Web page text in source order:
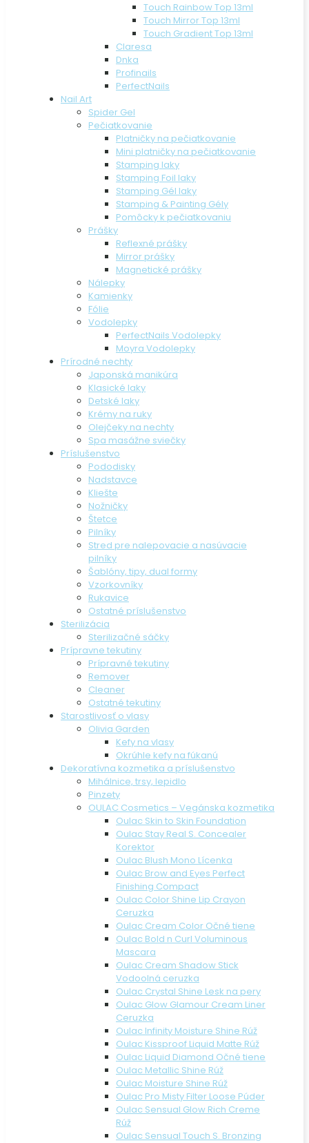
Touch Rainbow Top 13ml
Touch Mirror Top 13ml
Touch Gradient Top 13ml
Claresa
Dnka
Profinails
PerfectNails
Nail Art
Spider Gel
Pečiatkovanie
Platničky na pečiatkovanie
Mini platničky na pečiatkovanie
Stamping laky
Stamping Foil laky
Stamping Gél laky
Stamping & Painting Gély
Pomôcky k pečiatkovaniu
Prášky
Reflexné prášky
Mirror prášky
Magnetické prášky
Nálepky
Kamienky
Fólie
Vodolepky
PerfectNails Vodolepky
Moyra Vodolepky
Prírodné nechty
Japonská manikúra
Klasické laky
Detské laky
Krémy na ruky
Olejčeky na nechty
Spa masážne sviečky
Príslušenstvo
Pododisky
Nadstavce
Kliešte
Nožničky
Štetce
Pilníky
Stred pre nalepovacie a nasúvacie
pilníky
Šablóny, tipy, dual formy
Vzorkovníky
Rukavice
Ostatné príslušenstvo
Sterilizácia
Sterilizačné sáčky
Prípravne tekutiny
Prípravné tekutiny
Remover
Cleaner
Ostatné tekutiny
Starostlivosť o vlasy
Olivia Garden
Kefy na vlasy
Okrúhle kefy na fúkanú
Dekoratívna kozmetika a príslušenstvo
Mihálnice, trsy, lepidlo
Pinzety
OULAC Cosmetics – Vegánska kozmetika
Oulac Skin to Skin Foundation
Oulac Stay Real S. Concealer
Korektor
Oulac Blush Mono Lícenka
Oulac Brow and Eyes Perfect
Finishing Compact
Oulac Color Shine Lip Crayon
Ceruzka
Oulac Cream Color Očné tiene
Oulac Bold n Curl Voluminous
Mascara
Oulac Cream Shadow Stick
Vodoolná ceruzka
Oulac Crystal Shine Lesk na pery
Oulac Glow Glamour Cream Liner
Ceruzka
Oulac Infinity Moisture Shine Rúž
Oulac Kissproof Liquid Matte Rúž
Oulac Liquid Diamond Očné tiene
Oulac Metallic Shine Rúž
Oulac Moisture Shine Rúž
Oulac Pro Misty Filter Loose Púder
Oulac Sensual Glow Rich Creme
Rúž
Oulac Sensual Touch S. Bronzing